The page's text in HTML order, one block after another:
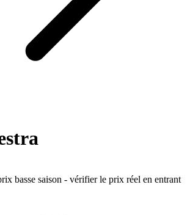
basse saison - vérifier le prix réel en entrant